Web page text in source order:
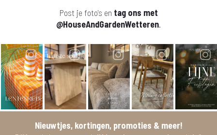
Post je foto's en tag ons met
@HouseAndGardenWetteren.
Nieuwtjes, kortingen, promoties & meer!